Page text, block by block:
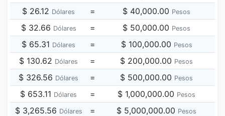
$ 26.12 Dólares = $ 40,000.00 Pesos
$ 32.66 Dólares = $ 50,000.00 Pesos
$ 65.31 Dólares = $ 100,000.00 Pesos
$ 130.62 Dólares = $ 200,000.00 Pesos
$ 326.56 Dólares = $ 500,000.00 Pesos
$ 653.11 Dólares = $ 1,000,000.00 Pesos
$ 3,265.56 Dólares = $ 5,000,000.00 Pesos